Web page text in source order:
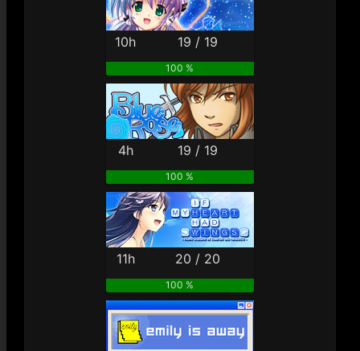
10h 19 / 19
100 %
4h 19 / 19
100 %
11h 20 / 20
100 %